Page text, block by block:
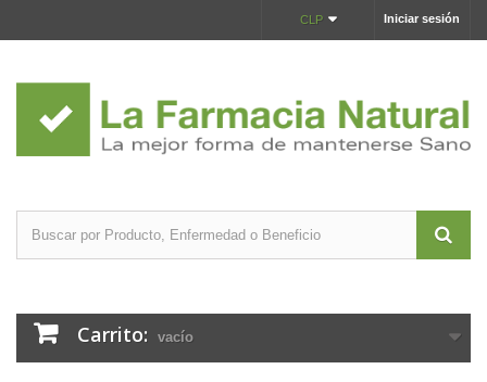
Iniciar sesión
CLP
Carrito: vacío